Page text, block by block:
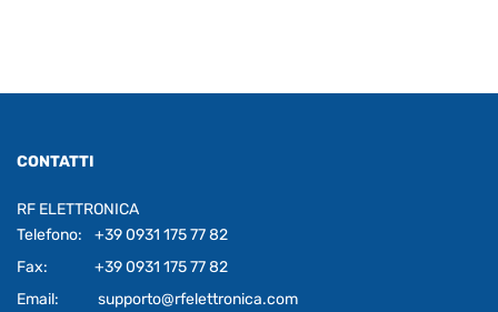
CONTATTI
RF ELETTRONICA
Telefono:
+39 0931 175 77 82
Fax:
+39 0931 175 77 82
Email:
supporto@rfelettronica.com